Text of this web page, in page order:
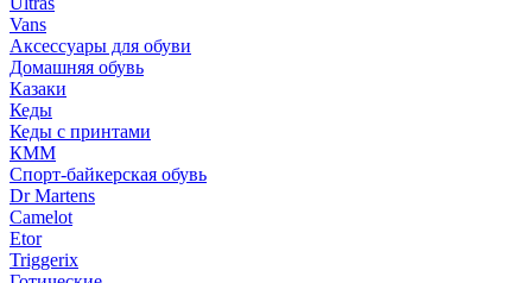
Vans
Аксессуары для обуви
Домашняя обувь
Казаки
Кеды
Кеды с принтами
КММ
Спорт-байкерская обувь
Dr Martens
Camelot
Etor
Triggerix